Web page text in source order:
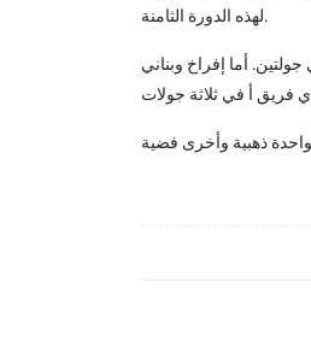
لهذه الدورة الثامنة.
أما إفراخ وبناني